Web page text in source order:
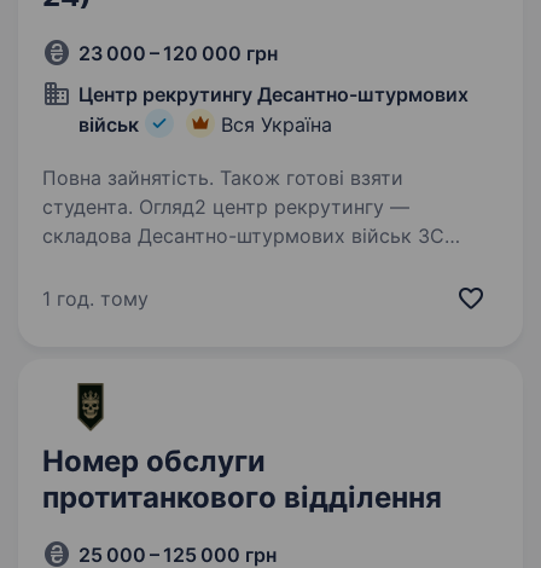
23 000 – 120 000 грн
Центр рекрутингу Десантно-штурмових
військ
Вся Україна
Повна зайнятість. Також готові взяти
студента. Огляд2 центр рекрутингу —
складова Десантно-штурмових військ ЗС
долучитися до підрозділів ДШВ. Наша команда
1 год. тому
Номер обслуги
протитанкового відділення
25 000 – 125 000 грн